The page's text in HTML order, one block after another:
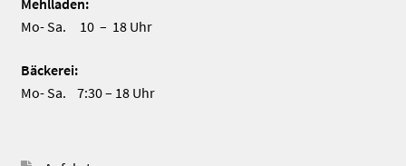
Mehlladen:
Mo- Sa. 10 – 18 Uhr
Bäckerei:
Mo- Sa. 7:30 – 18 Uhr